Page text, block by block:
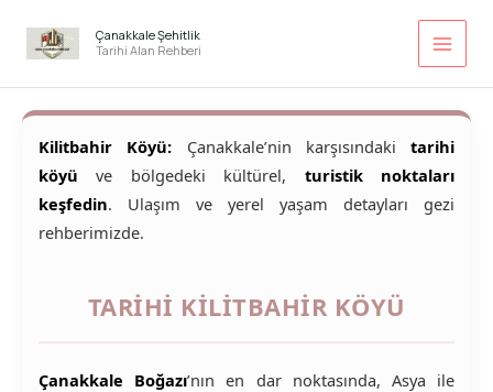
atla
Çanakkale Şehitlik
Tarihi Alan Rehberi
Kilitbahir Köyü: Çanakkale’nin karşısındaki tarihi
köyü ve bölgedeki kültürel, turistik noktaları
keşfedin. Ulaşım ve yerel yaşam detayları gezi
rehberimizde.
TARIHI KILITBAHIR KÖYÜ
Çanakkale Boğazı’nın en dar noktasında, Asya ile